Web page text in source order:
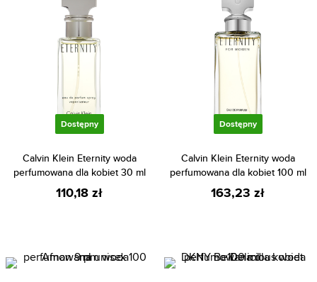
Dostępny
Calvin Klein Eternity woda
perfumowana dla kobiet 30 ml
110,18 zł
Dostępny
Calvin Klein Eternity woda
perfumowana dla kobiet 100 ml
163,23 zł